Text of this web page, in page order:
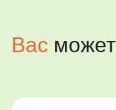
Вас